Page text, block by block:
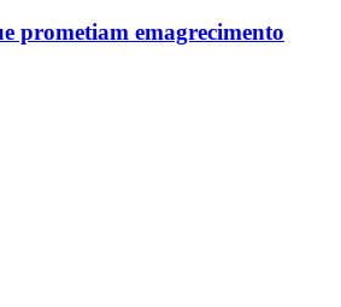
prometiam emagrecimento